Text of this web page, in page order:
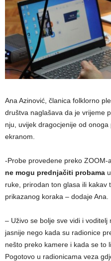
Ana Azinović, članica folklorno
društva naglašava da je vrijeme
nju, uvijek dragocjenije od
ekranom.
-Probe provedene preko ZOOM-
ne mogu prednjačiti probama
ruke, prirodan ton glasa ili kakav
prikazanog koraka – dodaje Ana.
– Uživo se bolje sve vidi i
jasnije nego kada su radionice
nešto preko kamere i kada se to
Pogotovo u radionicama veza